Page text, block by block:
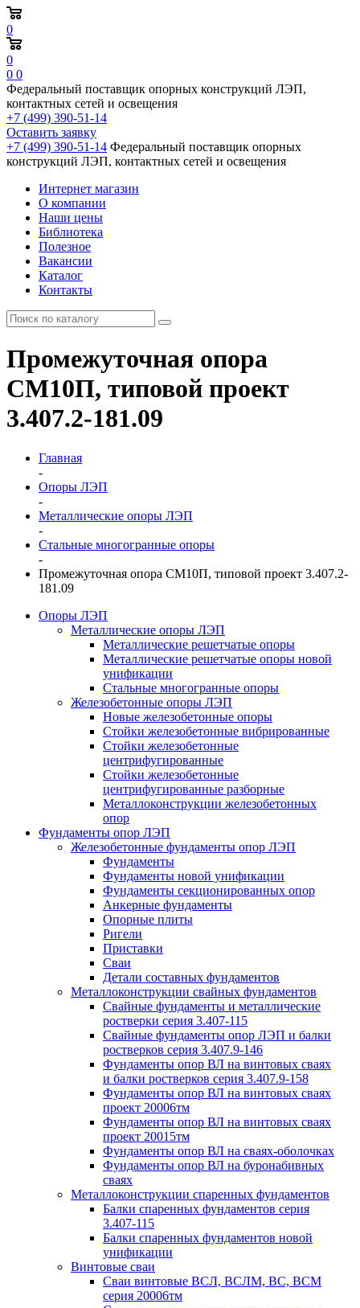
0
0
0 0
Федеральный поставщик опорных конструкций ЛЭП,
контактных сетей и освещения
+7 (499) 390-51-14
Оставить заявку
+7 (499) 390-51-14 Федеральный поставщик опорных
конструкций ЛЭП, контактных сетей и освещения
Интернет магазин
О компании
Наши цены
Библиотека
Полезное
Вакансии
Каталог
Контакты
Промежуточная опора
СМ10П, типовой проект
3.407.2-181.09
Главная
-
Опоры ЛЭП
-
Металлические опоры ЛЭП
-
Стальные многогранные опоры
-
Промежуточная опора СМ10П, типовой проект 3.407.2-
181.09
Опоры ЛЭП
Металлические опоры ЛЭП
Металлические решетчатые опоры
Металлические решетчатые опоры новой
унификации
Стальные многогранные опоры
Железобетонные опоры ЛЭП
Новые железобетонные опоры
Стойки железобетонные вибрированные
Стойки железобетонные
центрифугированные
Стойки железобетонные
центрифугированные разборные
Металлоконструкции железобетонных
опор
Фундаменты опор ЛЭП
Железобетонные фундаменты опор ЛЭП
Фундаменты
Фундаменты новой унификации
Фундаменты секционированных опор
Анкерные фундаменты
Опорные плиты
Ригели
Приставки
Сваи
Детали составных фундаментов
Металлоконструкции свайных фундаментов
Свайные фундаменты и металлические
ростверки серия 3.407-115
Свайные фундаменты опор ЛЭП и балки
ростверков серия 3.407.9-146
Фундаменты опор ВЛ на винтовых сваях
и балки ростверков серия 3.407.9-158
Фундаменты опор ВЛ на винтовых сваях
проект 20006тм
Фундаменты опор ВЛ на винтовых сваях
проект 20015тм
Фундаменты опор ВЛ на сваях-оболочках
Фундаменты опор ВЛ на буронабивных
сваях
Металлоконструкции спаренных фундаментов
Балки спаренных фундаментов серия
3.407-115
Балки спаренных фундаментов новой
унификации
Винтовые сваи
Сваи винтовые ВСЛ, ВСЛМ, ВС, ВСМ
серия 20006тм